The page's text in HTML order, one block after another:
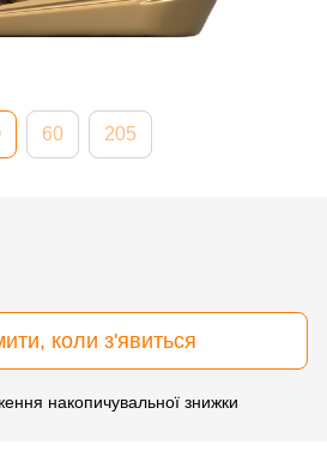
60 205
коли з'явиться
накопичувальної знижки